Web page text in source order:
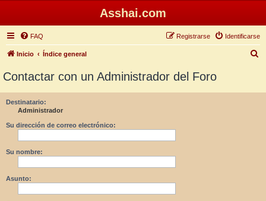
Asshai.com
FAQ Identificarse
Registrarse
Inicio Índice general
Contactar con un Administrador del Foro
Destinatario:
Administrador
Su dirección de correo electrónico:
Su nombre:
Asunto: